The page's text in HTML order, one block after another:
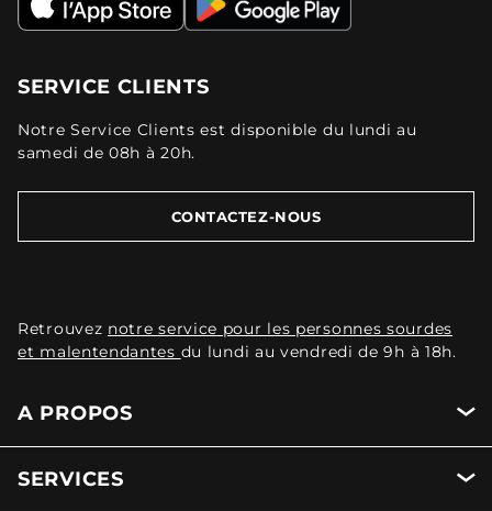
SERVICE CLIENTS
Notre Service Clients est disponible du lundi au
samedi de 08h à 20h.
CONTACTEZ-NOUS
Retrouvez notre service pour les personnes sourdes
et malentendantes du lundi au vendredi de 9h à 18h.
A PROPOS
SERVICES